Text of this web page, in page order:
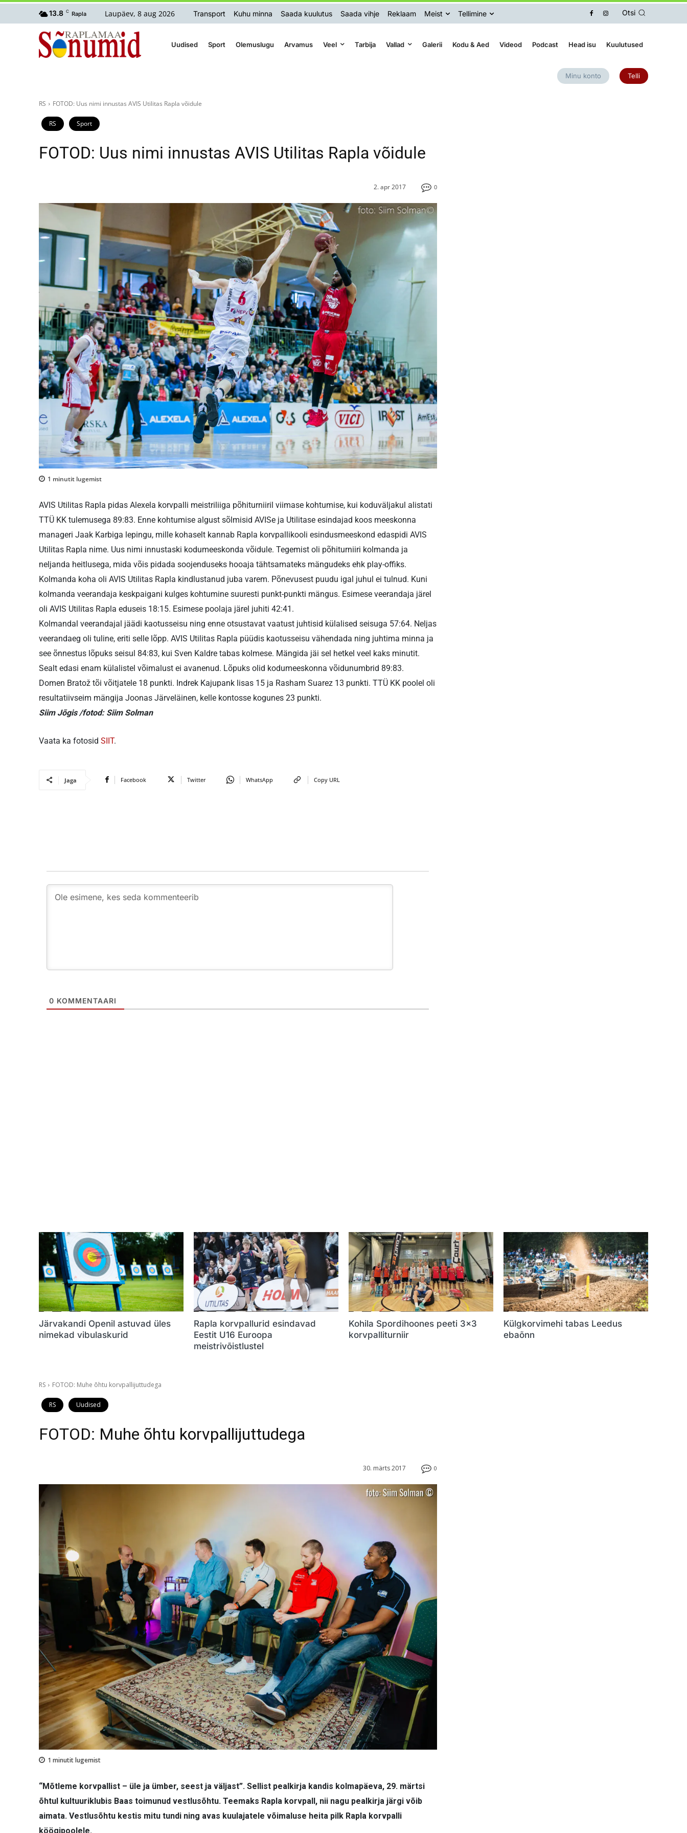
13.8 C Rapla Laupäev, 8 aug 2026 Transport Kuhu minna Saada kuulutus Saada vihje Reklaam Meist Tellimine Otsi
Uudised Sport Olemuslugu Arvamus Veel Tarbija Vallad Galerii Kodu & Aed Videod Podcast Head isu Kuulutused
Minu konto Telli
RS FOTOD: Uus nimi innustas AVIS Utilitas Rapla võidule
RS Sport
FOTOD: Uus nimi innustas AVIS Utilitas Rapla võidule
0
2. apr 2017
1 minutit lugemist
AVIS Utilitas Rapla pidas Alexela korvpalli meistriliiga põhiturniiril viimase kohtumise, kui koduväljakul alistati
TTÜ KK tulemusega 89:83. Enne kohtumise algust sõlmisid AVISe ja Utilitase esindajad koos meeskonna
manageri Jaak Karbiga lepingu, mille kohaselt kannab Rapla korvpallikooli esindusmeeskond edaspidi AVIS
Utilitas Rapla nime. Uus nimi innustaski kodumeeskonda võidule. Tegemist oli põhiturniiri kolmanda ja
neljanda heitlusega, mida võis pidada soojenduseks hooaja tähtsamateks mängudeks ehk play-offiks.
Kolmanda koha oli AVIS Utilitas Rapla kindlustanud juba varem. Põnevusest puudu igal juhul ei tulnud. Kuni
kolmanda veerandaja keskpaigani kulges kohtumine suuresti punkt-punkti mängus. Esimese veerandaja järel
oli AVIS Utilitas Rapla eduseis 18:15. Esimese poolaja järel juhiti 42:41.
Kolmandal veerandajal jäädi kaotusseisu ning enne otsustavat vaatust juhtisid külalised seisuga 57:64. Neljas
veerandaeg oli tuline, eriti selle lõpp. AVIS Utilitas Rapla püüdis kaotusseisu vähendada ning juhtima minna ja
see õnnestus lõpuks seisul 84:83, kui Sven Kaldre tabas kolmese. Mängida jäi sel hetkel veel kaks minutit.
Sealt edasi enam külalistel võimalust ei avanenud. Lõpuks olid kodumeeskonna võidunumbrid 89:83.
Domen Bratož tõi võitjatele 18 punkti. Indrek Kajupank lisas 15 ja Rasham Suarez 13 punkti. TTÜ KK poolel oli
resultatiivseim mängija Joonas Järveläinen, kelle kontosse kogunes 23 punkti.
Siim Jõgis /fotod: Siim Solman
Vaata ka fotosid SIIT.
Jaga Facebook Twitter WhatsApp Copy URL
0 KOMMENTAARI
Järvakandi Openil astuvad üles
nimekad vibulaskurid
Rapla korvpallurid esindavad
Eestit U16 Euroopa
meistrivõistlustel
Kohila Spordihoones peeti 3×3
korvpalliturniir
Külgkorvimehi tabas Leedus
ebaõnn